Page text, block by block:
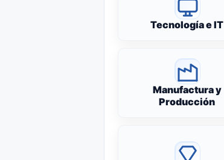
Tecnología e IT
Manufactura y
Producción